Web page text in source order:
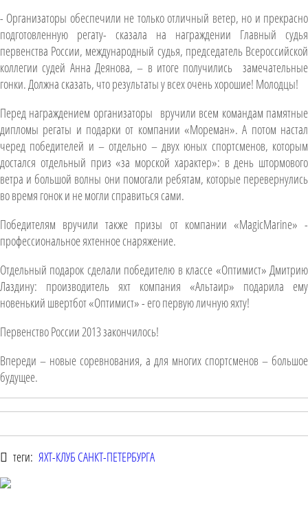
- Организаторы обеспечили не только отличный ветер, но и прекрасно
подготовленную регату- сказала на награждении Главный судья
первенства России, международный судья, председатель Всероссийской
коллегии судей Анна Деянова, – в итоге получились замечательные
гонки. Должна сказать, что результаты у всех очень хорошие! Молодцы!
Перед награждением организаторы вручили всем командам памятные
дипломы регаты и подарки от компании «Мореман». А потом настал
черед победителей и – отдельно – двух юных спортсменов, которым
достался отдельный приз «за морской характер»: в день штормового
ветра и большой волны они помогали ребятам, которые перевернулись
во время гонок и не могли справиться сами.
Победителям вручили также призы от компании «MagicMarine» -
профессиональное яхтенное снаряжение.
Отдельный подарок сделали победителю в классе «Оптимист» Дмитрию
Лаздину: производитель яхт компания «Альтаир» подарила ему
новенький швертбот «Оптимист» - его первую личную яхту!
Первенство России 2013 закончилось!
Впереди – новые соревнования, а для многих спортсменов – большое
будущее.
теги: ЯХТ-КЛУБ САНКТ-ПЕТЕРБУРГА